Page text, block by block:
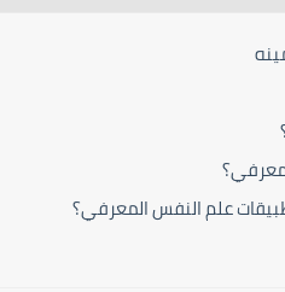
علم النفس المعرفي؟